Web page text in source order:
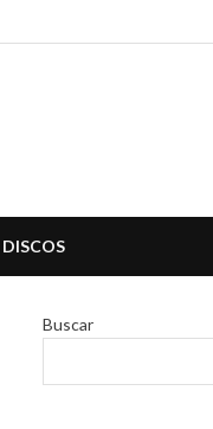
DISCOS
Buscar